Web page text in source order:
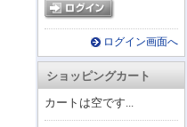
ログイン画面へ
ショッピングカート
カートは空です...